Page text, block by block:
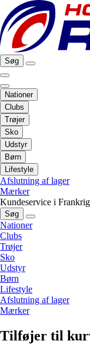
Søg
Nationer
Clubs
Trøjer
Sko
Udstyr
Børn
Lifestyle
Afslutning af lager
Mærker
Kundeservice i Frankrig
Søg
Nationer
Clubs
Trøjer
Sko
Udstyr
Børn
Lifestyle
Afslutning af lager
Mærker
Tilføjer til